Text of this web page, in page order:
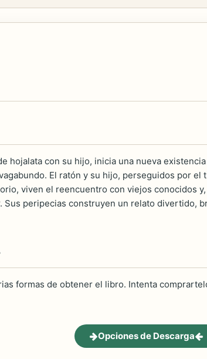
hojalata con su hijo, inicia una nueva
El ratón y su hijo, perseguidos por el
viven el reencuentro con viejos conocidos
Sus peripecias construyen un relato divertido,
formas de obtener el libro. Intenta
Opciones de Descarga